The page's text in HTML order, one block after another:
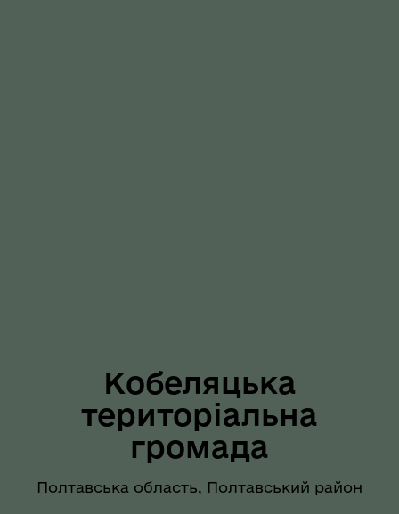
Кобеляцька
територіальна
громада
Полтавська область, Полтавський район